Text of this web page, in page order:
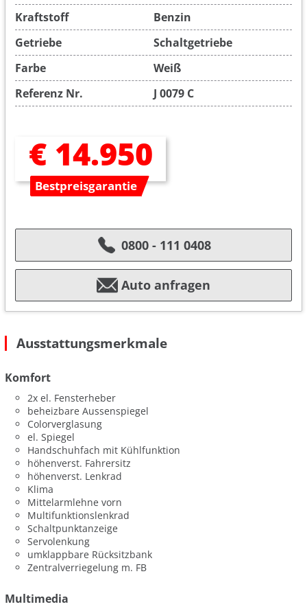
Kraftstoff
Benzin
Getriebe
Schaltgetriebe
Farbe
Weiß
Referenz Nr.
J 0079 C
€ 14.950
Bestpreisgarantie
0800 - 111 0408
Auto anfragen
Ausstattungsmerkmale
Komfort
2x el. Fensterheber
beheizbare Aussenspiegel
Colorverglasung
el. Spiegel
Handschuhfach mit Kühlfunktion
höhenverst. Fahrersitz
höhenverst. Lenkrad
Klima
Mittelarmlehne vorn
Multifunktionslenkrad
Schaltpunktanzeige
Servolenkung
umklappbare Rücksitzbank
Zentralverriegelung m. FB
Multimedia